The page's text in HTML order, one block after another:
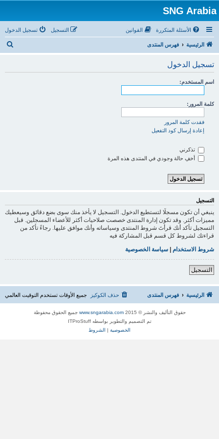
SNG Arabia
الأسئلة المتكررة القوانين تسجيل الدخول التسجيل
الرئيسية فهرس المنتدى
تسجيل الدخول
اسم المستخدم:
كلمة المرور:
فقدت كلمة المرور
إعادة إرسال كود التفعيل
تذكرني
أخفِ حالة وجودي في المنتدى هذه المرة
التسجيل
ينبغي أن تكون مسجلًا لتستطيع الدخول. التسجيل لا يأخذ منك سوى بضع دقائق وسيعطيك
مميزات أكثر. وقد تكون إدارة المنتدى خصصت صلاحيات أكثر للأعضاء المسجلين. قبل
التسجيل تأكد أنك قرأتَ شروط المنتدى وسياساته وأنك موافق عليها. رجاءً تأكد من
قراءتك لشروط كل قسم قبل المشاركة فيه
شروط الاستخدام | سياسة الخصوصية
التسجيل
الرئيسية فهرس المنتدى جميع الأوقات تستخدم التوقيت العالمي حذف الكوكيز
حقوق التأليف والنشر © 2015 www.sngarabia.com جميع الحقوق محفوظة
تم التصميم والتطوير بواسطه ITProStuff
الخصوصية | الشروط